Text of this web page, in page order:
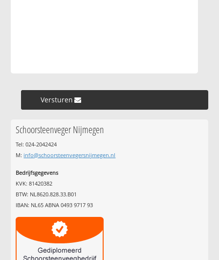
Versturen »
Schoorsteenveger Nijmegen
Tel: 024-2042424
M: info@schoorsteenvegersnijmegen.nl
Bedrijfsgegevens
KVK: 81420382
BTW: NL8620.828.33.B01
IBAN: NL65 ABNA 0493 9717 93